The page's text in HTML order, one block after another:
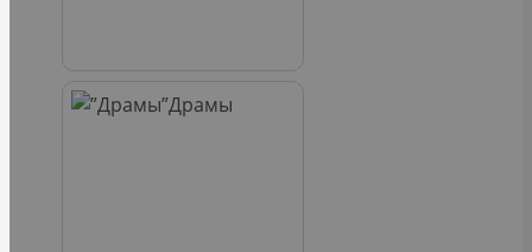
Драмы